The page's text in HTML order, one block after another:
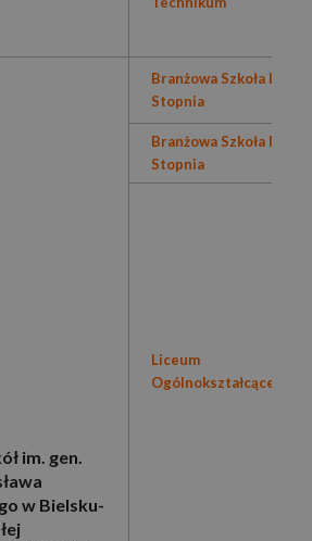
im. gen.
w Bielsku-
Branżowa Szkoła I
Stopnia
Branżowa Szkoła II
Stopnia
Liceum
Ogólnokształcące